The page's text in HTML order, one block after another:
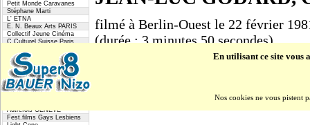
Petit Monde Caravanes
Stéphane Marti
L' ETNA
E. N. Beaux Arts PARIS
Collectif Jeune Cinéma
C.Culturel Suisse Paris
360° et même plus..
Braquage
Le peuple qui manque
ARTÉ
l' I.N.H.A.
Autrefois GENEVE
Fest.films Gays Lesbiens
filmé à Berlin-Ouest le 22 février
(durée : 3 minutes 50 secondes)
Samedi 6 mai 2006 – 17 H 30
En utilisant ce site vous
Nos cookies ne vous pistent